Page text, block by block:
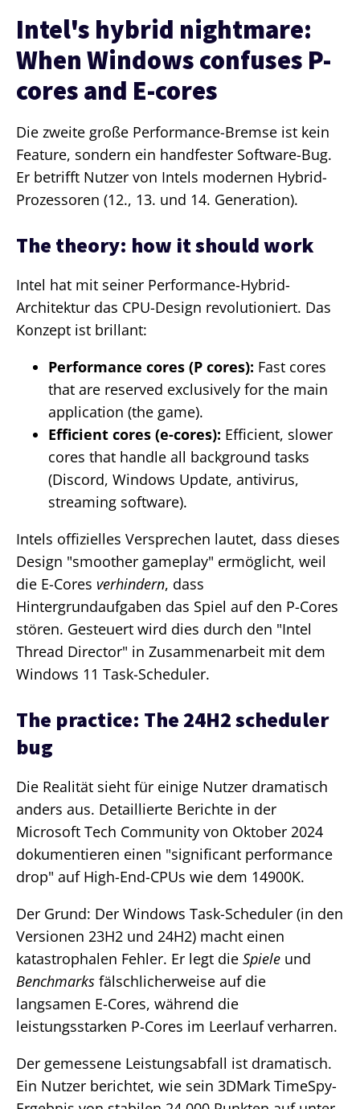
Intel's hybrid nightmare:
When Windows confuses P-
cores and E-cores
Die zweite große Performance-Bremse ist kein
Feature, sondern ein handfester Software-Bug.
Er betrifft Nutzer von Intels modernen Hybrid-
Prozessoren (12., 13. und 14. Generation).
The theory: how it should work
Intel hat mit seiner Performance-Hybrid-
Architektur das CPU-Design revolutioniert. Das
Konzept ist brillant:
Performance cores (P cores): Fast cores
that are reserved exclusively for the main
application (the game).
Efficient cores (e-cores): Efficient, slower
cores that handle all background tasks
(Discord, Windows Update, antivirus,
streaming software).
Intels offizielles Versprechen lautet, dass dieses
Design "smoother gameplay" ermöglicht, weil
die E-Cores verhindern, dass
Hintergrundaufgaben das Spiel auf den P-Cores
stören. Gesteuert wird dies durch den "Intel
Thread Director" in Zusammenarbeit mit dem
Windows 11 Task-Scheduler.
The practice: The 24H2 scheduler
bug
Die Realität sieht für einige Nutzer dramatisch
anders aus. Detaillierte Berichte in der
Microsoft Tech Community von Oktober 2024
dokumentieren einen "significant performance
drop" auf High-End-CPUs wie dem 14900K.
Der Grund: Der Windows Task-Scheduler (in den
Versionen 23H2 und 24H2) macht einen
katastrophalen Fehler. Er legt die Spiele und
Benchmarks fälschlicherweise auf die
langsamen E-Cores, während die
leistungsstarken P-Cores im Leerlauf verharren.
Der gemessene Leistungsabfall ist dramatisch.
Ein Nutzer berichtet, wie sein 3DMark TimeSpy-